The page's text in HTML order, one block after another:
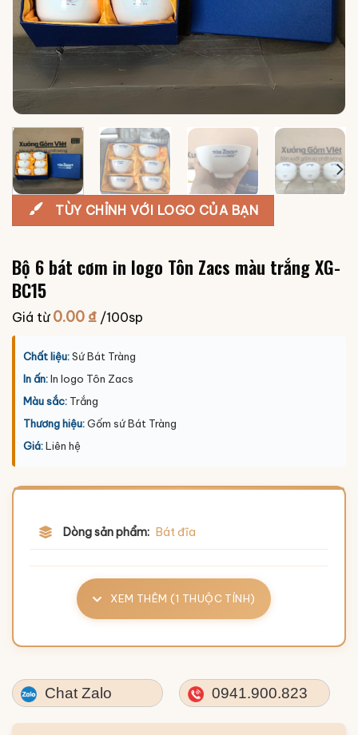
TÙY CHỈNH VỚI LOGO CỦA BẠN
Bộ 6 bát cơm in logo Tôn Zacs màu trắng XG-
BC15
Giá từ 0.00₫ /100sp
Chất liệu:Sứ Bát Tràng
In ấn:In logo Tôn Zacs
Màu sắc: Trắng
Thương hiệu:Gốm sứ Bát Tràng
Giá:Liên hệ
Dòng sản phẩm: Bát đĩa
XEM THÊM (1 THUỘC TÍNH)
Chat Zalo 0941.900.823